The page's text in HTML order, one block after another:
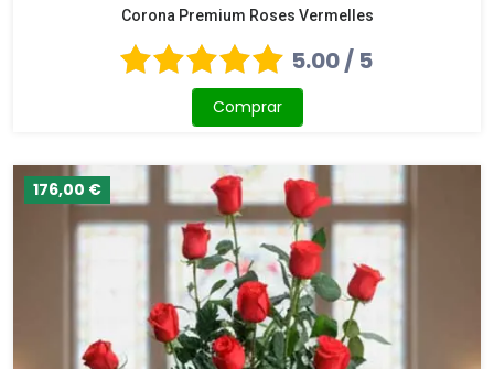
Corona Premium Roses Vermelles
5.00 / 5
Comprar
176,00 €